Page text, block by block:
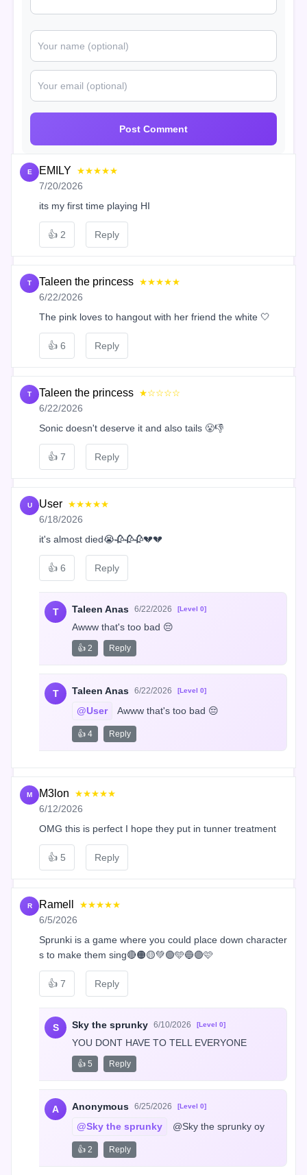
Post Comment
E EMILY ★★★★★
7/20/2026
its my first time playing HI
👍 2 Reply
T Taleen the princess ★★★★★
6/22/2026
The pink loves to hangout with her friend the white 🤍
👍 6 Reply
T Taleen the princess ★☆☆☆☆
6/22/2026
Sonic doesn't deserve it and also tails 😤👎
👍 7 Reply
U User ★★★★★
6/18/2026
it's almost died😭🥀🥀🥀💔💔
👍 6 Reply
T Taleen Anas 6/22/2026 [Level 0]
Awww that's too bad 😔
👍 2 Reply
T Taleen Anas 6/22/2026 [Level 0]
@User Awww that's too bad 😔
👍 4 Reply
M M3lon ★★★★★
6/12/2026
OMG this is perfect I hope they put in tunner treatment
👍 5 Reply
R Ramell ★★★★★
6/5/2026
Sprunki is a game where you could place down character
s to make them sing🔴🟠🟡💚🟢🩵🔵🟣🩷
👍 7 Reply
S Sky the sprunky 6/10/2026 [Level 0]
YOU DONT HAVE TO TELL EVERYONE
👍 5 Reply
A Anonymous 6/25/2026 [Level 0]
@Sky the sprunky @Sky the sprunky oy
👍 2 Reply